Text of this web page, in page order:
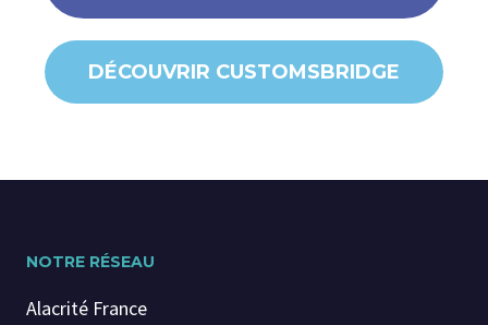
DÉCOUVRIR CUSTOMSBRIDGE
NOTRE RÉSEAU
Alacrité France